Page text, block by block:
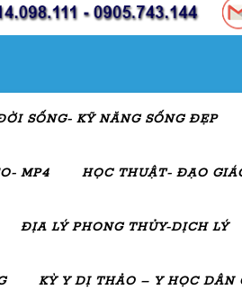
SỐNG- KỸ NĂNG SỐNG ĐẸP
MP4 HỌC THUẬT- ĐẠO
ĐỊA LÝ PHONG THỦY-DỊCH LÝ
KỲ Y DỊ THẢO – Y HỌC DÂN